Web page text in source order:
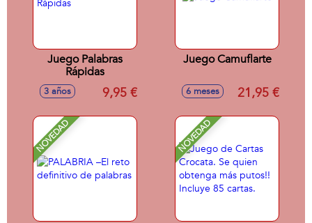
Juego Palabras
Rápidas
3 años 9,95 €
Juego Camuflarte
6 meses 21,95 €
NOVEDAD NOVEDAD